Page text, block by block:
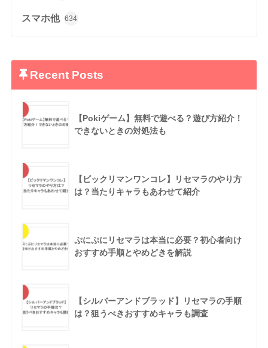
スマホ他 634
Recent Posts
【Pokiゲーム】無料で遊べる？遊び方紹介！
できないときの対処法も
【ビックリマンワンコレ】リセマラのやり方
は？当たりキャラもあわせて紹介
ぷにぷにリセマラは本当に必要？初心者向け
おすすめ手順とやめどきを解説
【シルバーアンドブラッド】リセマラの手順
は？狙うべきおすすめキャラも調査